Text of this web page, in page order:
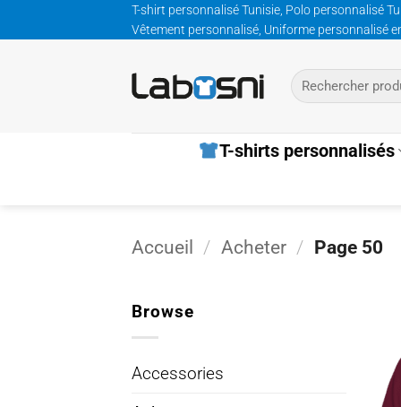
au
T-shirt personnalisé Tunisie, Polo personnalisé
Vêtement personnalisé, Uniforme personnalisé
Recherche
pour :
T-shirts personnalisés
Accueil / Acheter / Page 50
Browse
Accessories